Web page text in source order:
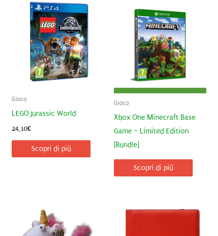
Gioco
LEGO Jurassic World
24,10€
Scopri di più
Gioco
Xbox One Minecraft Base
Game – Limited Edition
[Bundle]
Scopri di più